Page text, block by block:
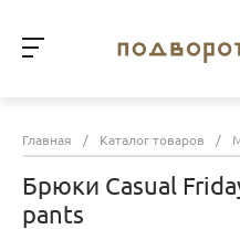
Главная / Каталог товаров /
Брюки Casual
pants